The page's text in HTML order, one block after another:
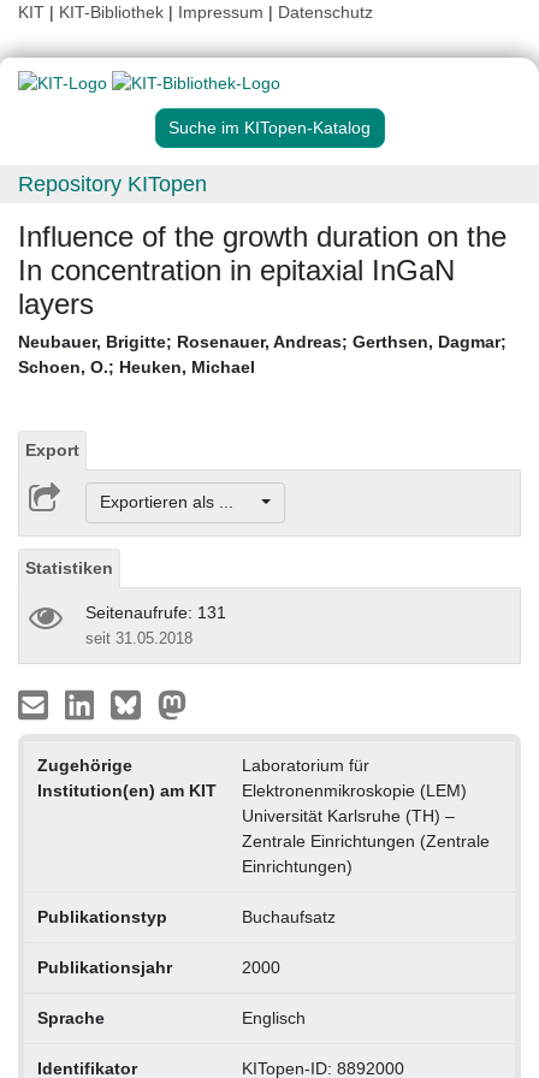
KIT | KIT-Bibliothek | Impressum | Datenschutz
Suche im KITopen-Katalog
Repository KITopen
Influence of the growth duration on the
In concentration in epitaxial InGaN
layers
Neubauer, Brigitte; Rosenauer, Andreas; Gerthsen, Dagmar;
Schoen, O.; Heuken, Michael
Export
Exportieren als ...
Statistiken
Seitenaufrufe: 131
seit 31.05.2018
Zugehörige
Institution(en) am KIT
Laboratorium für
Elektronenmikroskopie (LEM)
Universität Karlsruhe (TH) –
Zentrale Einrichtungen (Zentrale
Einrichtungen)
Publikationstyp Buchaufsatz
Publikationsjahr 2000
Sprache Englisch
Identifikator KITopen-ID: 8892000